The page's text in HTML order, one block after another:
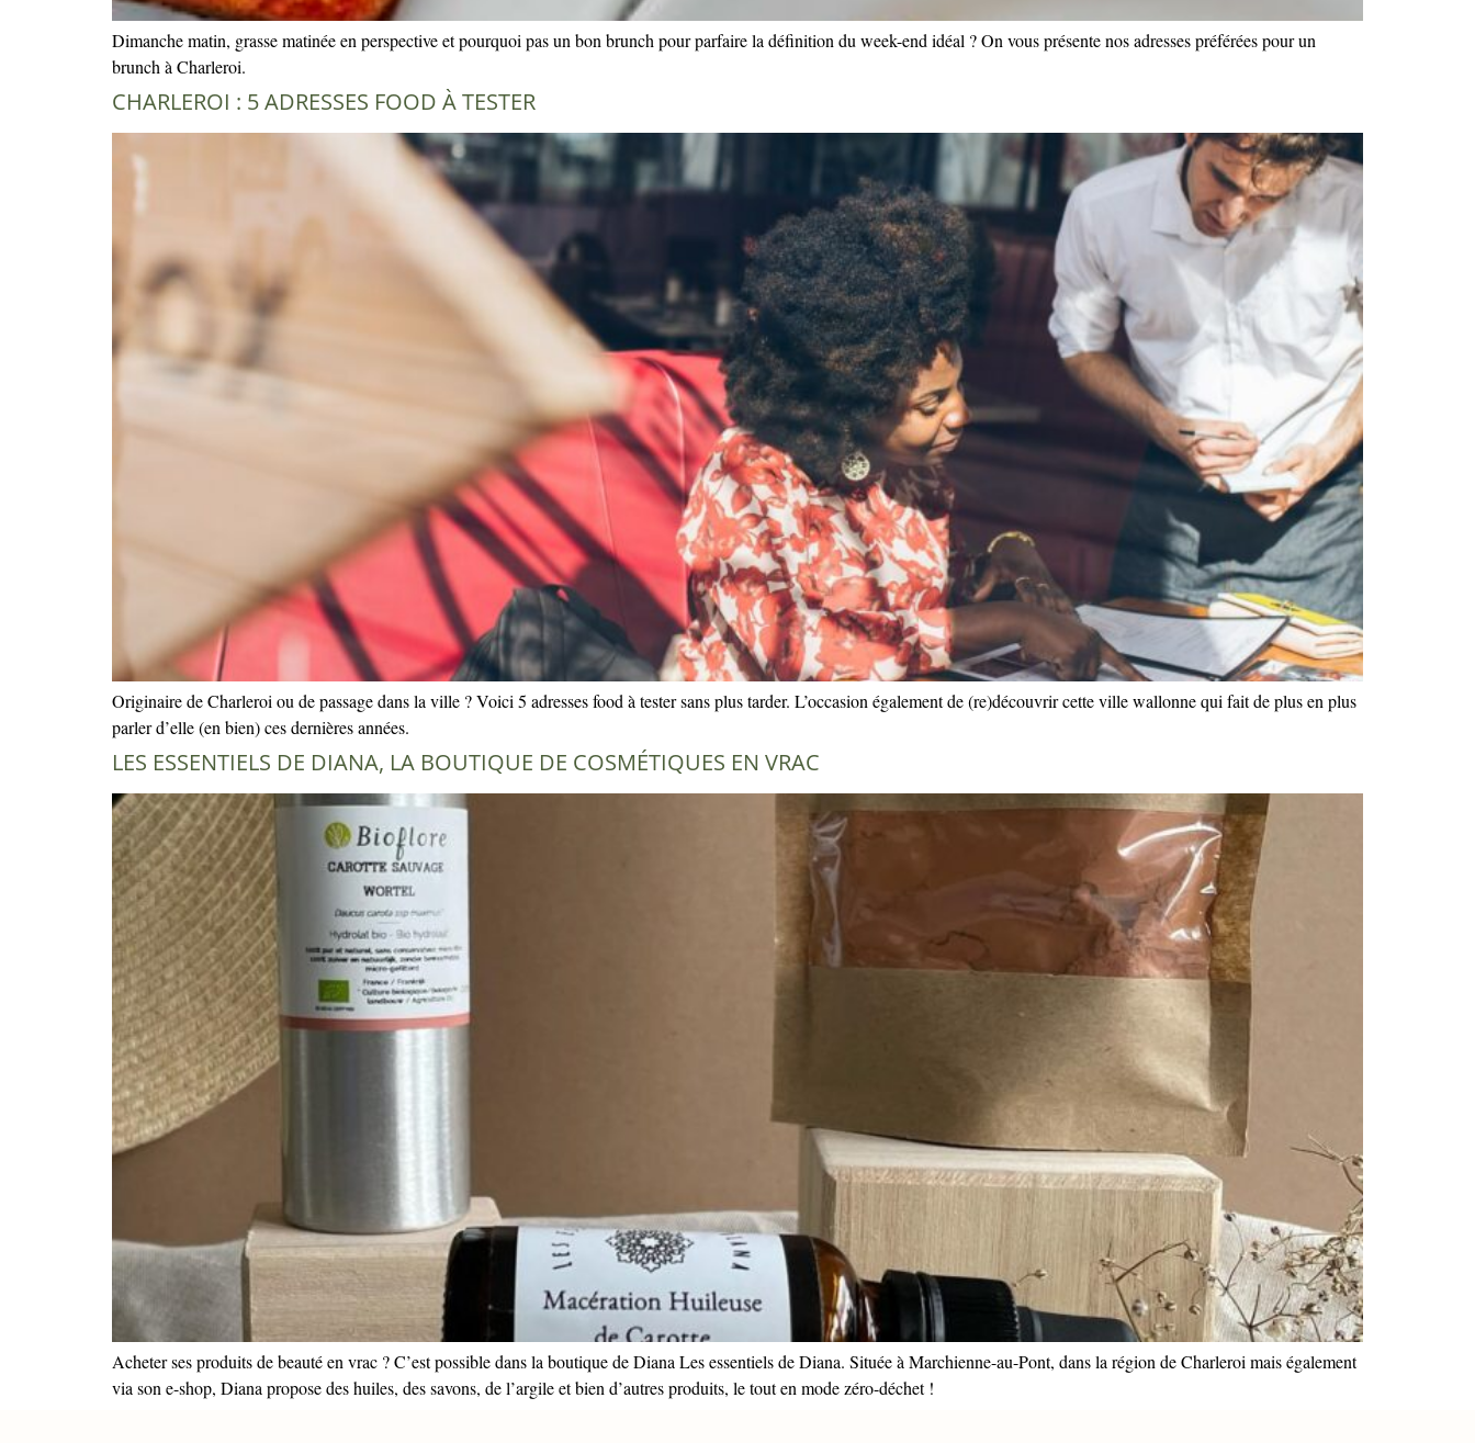
Dimanche matin, grasse matinée en perspective et pourquoi pas un bon brunch pour parfaire la définition du week-end idéal ? On vous présente nos adresses préférées pour un
brunch à Charleroi.
CHARLEROI : 5 ADRESSES FOOD À TESTER
Originaire de Charleroi ou de passage dans la ville ? Voici 5 adresses food à tester sans plus tarder. L’occasion également de (re)découvrir cette ville wallonne qui fait de plus en plus
parler d’elle (en bien) ces dernières années.
LES ESSENTIELS DE DIANA, LA BOUTIQUE DE COSMÉTIQUES EN VRAC
Acheter ses produits de beauté en vrac ? C’est possible dans la boutique de Diana Les essentiels de Diana. Située à Marchienne-au-Pont, dans la région de Charleroi mais également
via son e-shop, Diana propose des huiles, des savons, de l’argile et bien d’autres produits, le tout en mode zéro-déchet !